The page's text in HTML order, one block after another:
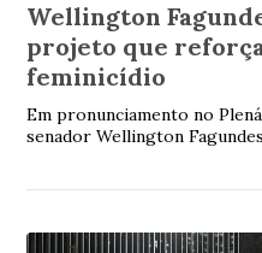
Wellington
projeto que
feminicídio
Em pronunciamento no
senador Wellington